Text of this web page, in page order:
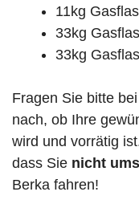
11kg
33kg
33kg
Fragen Sie bitte
nach, ob Ihre
wird und vorrätig
dass Sie nicht
Berka fahren!